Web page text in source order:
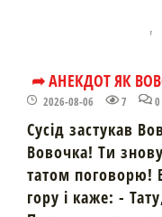
➦ АНЕКДОТ ЯК
2026-08-06 7 0
Сусід застукав
Вовочка! Ти
татом поговорю!
гору і каже: -